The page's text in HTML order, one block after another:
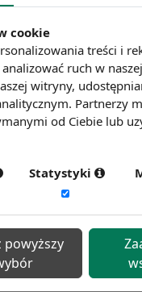
firmie
benchmarki
cookie
treści i
ruch w
witryny,
Partnerzy
od Ciebie lub
Statystyki
powyższy